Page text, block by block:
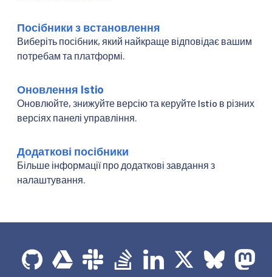
Посібники з встановлення
Виберіть посібник, який найкраще відповідає вашим
потребам та платформі.
Оновлення Istio
Оновлюйте, знижуйте версію та керуйте Istio в різних
версіях панелі управління.
Додаткові посібники
Більше інформації про додаткові завдання з
налаштування.